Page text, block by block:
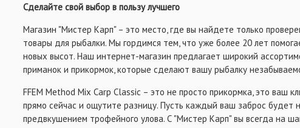
Сделайте свой выбор в пользу лучшего
Магазин "Мистер Карп" – это место, где вы найдете только
товары для рыбалки. Мы гордимся тем, что уже более 20 лет
новых высот. Наш интернет-магазин предлагает широкий
приманок и прикормок, которые сделают вашу рыбалку
FFEM Method Mix Carp Classic – это не просто прикормка, это ваш
прямо сейчас и ощутите разницу. Пусть каждый ваш заброс будет
предвкушением трофейного улова. С "Мистер Карп" вы всегда на